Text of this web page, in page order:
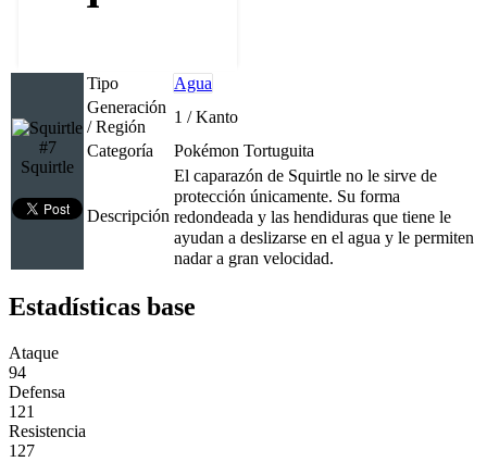
#7
Squirtle
Tipo
Agua
Generación
/ Región
1 / Kanto
Categoría
Pokémon Tortuguita
Descripción
El caparazón de Squirtle no le sirve de
protección únicamente. Su forma
redondeada y las hendiduras que tiene le
ayudan a deslizarse en el agua y le permiten
nadar a gran velocidad.
Estadísticas base
Ataque
94
Defensa
121
Resistencia
127